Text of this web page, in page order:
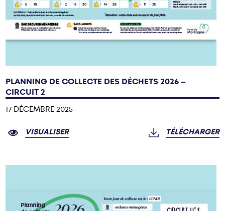
PLANNING DE COLLECTE DES DÉCHETS 2026 –
CIRCUIT 2
17 DÉCEMBRE 2025
VISUALISER TÉLÉCHARGER